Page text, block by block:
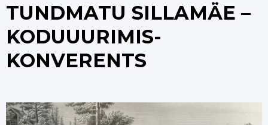
TUNDMATU SILLAMÄE –
KODUUURIMIS-
KONVERENTS